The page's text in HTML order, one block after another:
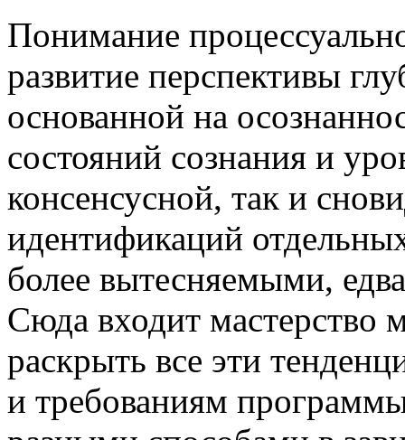
Понимание
развитие перспективы
основанной на
состояний сознания и
консенсусной, так и
идентификаций
более вытесняемыми,
Сюда входит мастерство
раскрыть все эти
и требованиям